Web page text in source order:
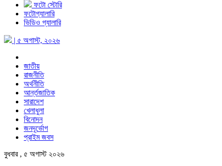
ফটো স্টোরি
ফটোগ্যালারি
ভিডিও গ্যালারি
| ৫ অগাস্ট, ২০২৬
জাতীয়
রাজনীতি
অর্থনীতি
আর্ন্তজাতিক
সারাদেশ
খেলাধুলা
বিনোদন
জনদূর্ভোগ
প্রাইম জবস
বুধবার , ৫ অগাস্ট ২০২৬